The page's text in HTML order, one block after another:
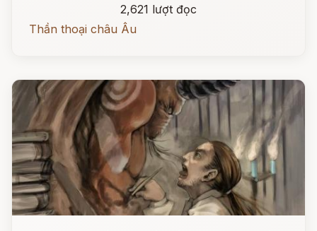
2,621 lượt đọc
Thần thoại châu Âu